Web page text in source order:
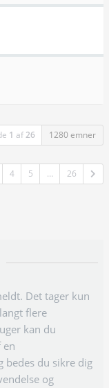
1 af26 1280 emner
4 5 … 26
Det tager kun
flere
kan du
en
bedes du sikre dig
og